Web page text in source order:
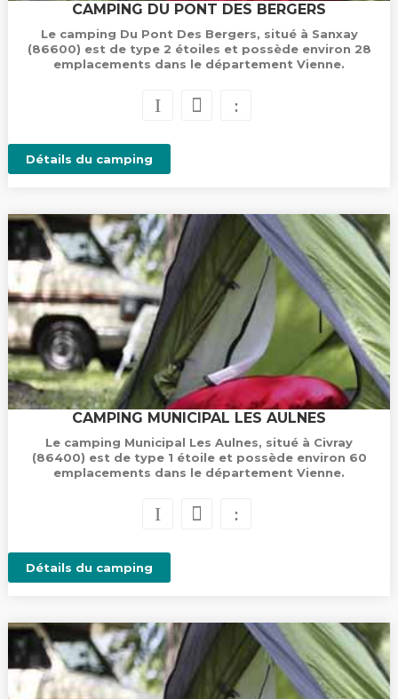
CAMPING DU PONT DES BERGERS
Le camping Du Pont Des Bergers, situé à Sanxay
(86600) est de type 2 étoiles et possède environ 28
emplacements dans le département Vienne.
Détails du camping
CAMPING MUNICIPAL LES AULNES
Le camping Municipal Les Aulnes, situé à Civray
(86400) est de type 1 étoile et possède environ 60
emplacements dans le département Vienne.
Détails du camping